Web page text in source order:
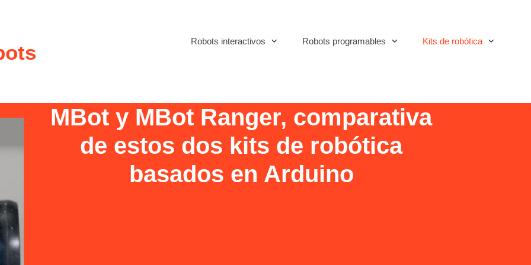
Robots interactivos Robots programables Kits de robótica
MBot y MBot Ranger, comparativa
de estos dos kits de robótica
basados en Arduino